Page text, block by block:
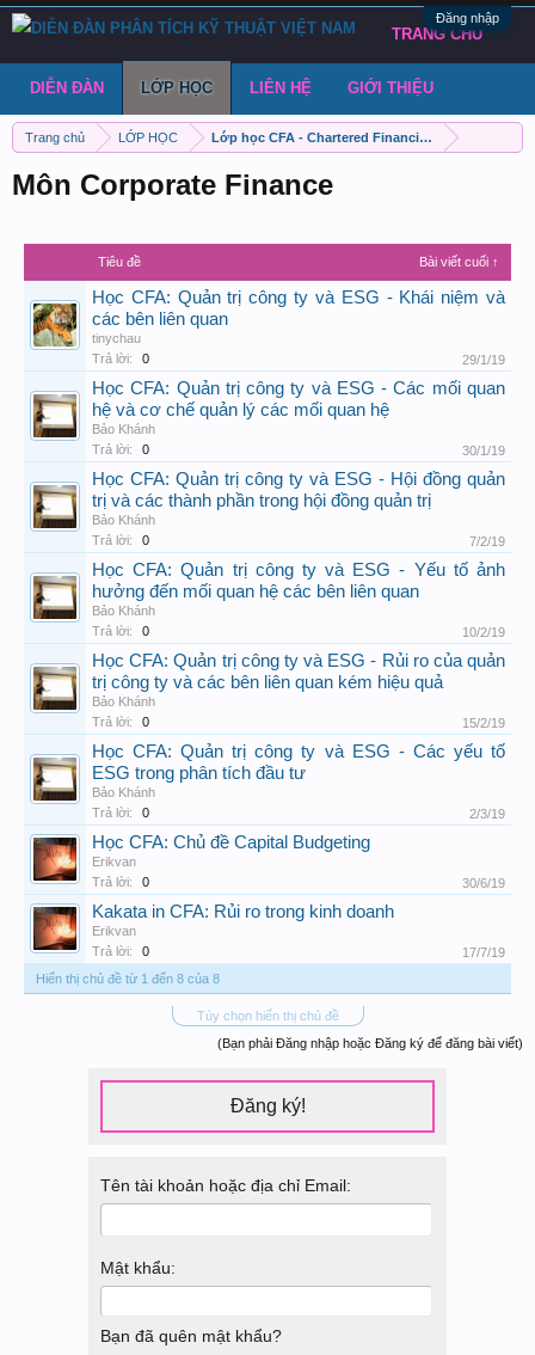
Đăng nhập
Trang chủ LỚP HỌC Lớp học CFA - Chartered Financial Analyst
Môn Corporate Finance
Tiêu đề Bài viết cuối ↑
Học CFA: Quản trị công ty và ESG - Khái niệm và
các bên liên quan
tinychau
Trả lời:
0 29/1/19
Học CFA: Quản trị công ty và ESG - Các mối quan
hệ và cơ chế quản lý các mối quan hệ
Bảo Khánh
Trả lời:
0 30/1/19
Học CFA: Quản trị công ty và ESG - Hội đồng quản
trị và các thành phần trong hội đồng quản trị
Bảo Khánh
Trả lời:
0 7/2/19
Học CFA: Quản trị công ty và ESG - Yếu tố ảnh
hưởng đến mối quan hệ các bên liên quan
Bảo Khánh
Trả lời:
0 10/2/19
Học CFA: Quản trị công ty và ESG - Rủi ro của quản
trị công ty và các bên liên quan kém hiệu quả
Bảo Khánh
Trả lời:
0 15/2/19
Học CFA: Quản trị công ty và ESG - Các yếu tố
ESG trong phân tích đầu tư
Bảo Khánh
Trả lời:
0 2/3/19
Học CFA: Chủ đề Capital Budgeting
Erikvan
Trả lời:
0 30/6/19
Kakata in CFA: Rủi ro trong kinh doanh
Erikvan
Trả lời:
0
17/7/19
Hiển thị chủ đề từ 1 đến 8 của 8
Tùy chọn hiển thị chủ đề
(Bạn phải Đăng nhập hoặc Đăng ký để đăng bài viết)
Đăng ký!
Tên tài khoản hoặc địa chỉ Email:
Mật khẩu:
Bạn đã quên mật khẩu?
TRANG CHỦ
DIỄN ĐÀN LỚP HỌC LIÊN HỆ GIỚI THIỆU